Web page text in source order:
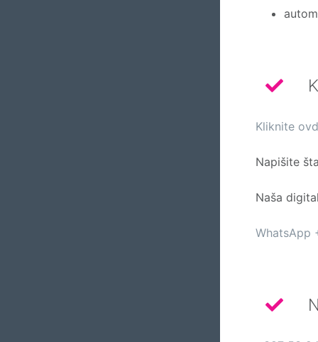
Kliknite
Napišite
Naša
WhatsApp